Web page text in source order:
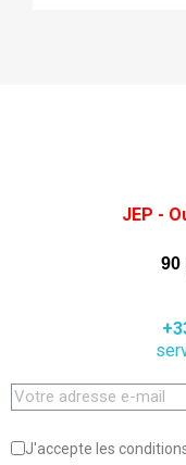
JEP -
90
J'accepte les